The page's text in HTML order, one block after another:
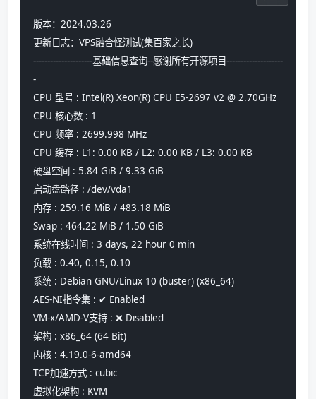
版本：2024.03.26
更新日志：VPS融合怪测试(集百家之长)
---------------------基础信息查询--感谢所有开源项目--------------------
-
CPU 型号 : Intel(R) Xeon(R) CPU E5-2697 v2 @ 2.70GHz
CPU 核心数 : 1
CPU 频率 : 2699.998 MHz
CPU 缓存 : L1: 0.00 KB / L2: 0.00 KB / L3: 0.00 KB
硬盘空间 : 5.84 GiB / 9.33 GiB
启动盘路径 : /dev/vda1
内存 : 259.16 MiB / 483.18 MiB
Swap : 464.22 MiB / 1.50 GiB
系统在线时间 : 3 days, 22 hour 0 min
负载 : 0.40, 0.15, 0.10
系统 : Debian GNU/Linux 10 (buster) (x86_64)
AES-NI指令集 : ✔ Enabled
VM-x/AMD-V支持 : ❌ Disabled
架构 : x86_64 (64 Bit)
内核 : 4.19.0-6-amd64
TCP加速方式 : cubic
虚拟化架构 : KVM